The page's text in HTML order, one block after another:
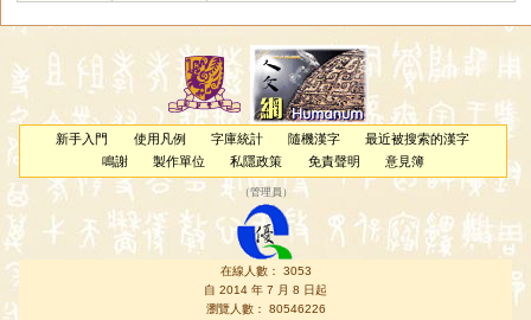
新手入門 使用凡例 字庫統計 隨機漢字
最近被搜索的漢字
鳴謝
製作單位 私隱政策 免責聲明 意見簿
（管理員 ）
在線人數： 3053
自 2014 年 7 月 8 日起
瀏覽人數： 80546226